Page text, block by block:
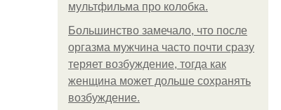
мультфильма про колобка.
Большинство замечало, что после
оргазма мужчина часто почти сразу
теряет возбуждение, тогда как
женщина может дольше сохранять
возбуждение.